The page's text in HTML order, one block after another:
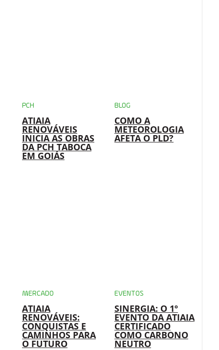
PCH
ATIAIA
RENOVÁVEIS
INICIA AS OBRAS
DA PCH TABOCA
EM GOIÁS
BLOG
COMO A
METEOROLOGIA
AFETA O PLD?
MERCADO
ATIAIA
RENOVÁVEIS:
CONQUISTAS E
CAMINHOS PARA
O FUTURO
EVENTOS
SINERGIA: O 1º
EVENTO DA ATIAIA
CERTIFICADO
COMO CARBONO
NEUTRO